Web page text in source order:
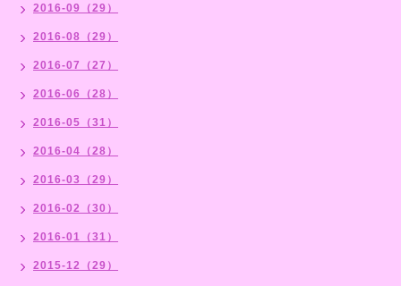
2016-09（29）
2016-08（29）
2016-07（27）
2016-06（28）
2016-05（31）
2016-04（28）
2016-03（29）
2016-02（30）
2016-01（31）
2015-12（29）